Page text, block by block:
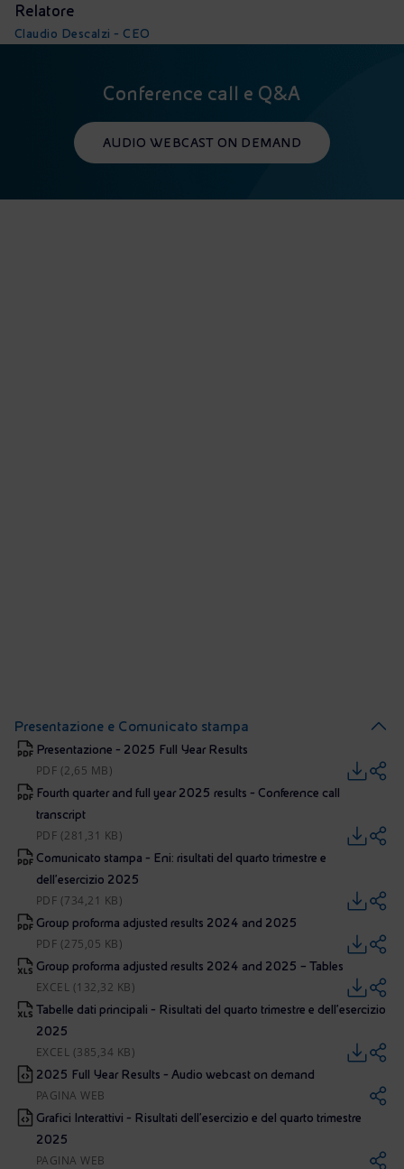
Relatore
Claudio Descalzi - CEO
Conference call e Q&A
AUDIO WEBCAST ON DEMAND
Presentazione e Comunicato stampa
Presentazione - 2025 Full Year Results
PDF (2,65 MB)
Fourth quarter and full year 2025 results - Conference call
transcript
PDF (281,31 KB)
Comunicato stampa - Eni: risultati del quarto trimestre e
dell’esercizio 2025
PDF (734,21 KB)
Group proforma adjusted results 2024 and 2025
PDF (275,05 KB)
Group proforma adjusted results 2024 and 2025 – Tables
EXCEL (132,32 KB)
Tabelle dati principali - Risultati del quarto trimestre e dell’esercizio
2025
EXCEL (385,34 KB)
2025 Full Year Results - Audio webcast on demand
PAGINA WEB
Grafici Interattivi - Risultati dell’esercizio e del quarto trimestre
2025
PAGINA WEB